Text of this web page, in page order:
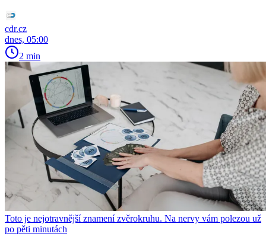
cdr.cz
dnes, 05:00
2 min
Toto je nejotravnější znamení zvěrokruhu. Na nervy vám polezou už
po pěti minutách